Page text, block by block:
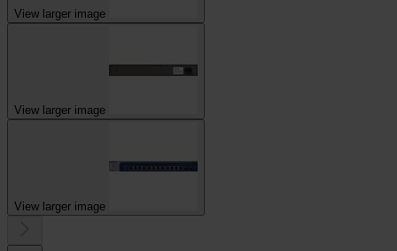
View larger image
View larger image
View larger image